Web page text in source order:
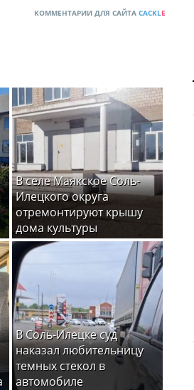
КОММЕНТАРИИ ДЛЯ САЙТА CACKLE
В селе Маякское Соль-
Илецкого округа
отремонтируют крышу
дома культуры
В Соль-Илецке суд
наказал любительницу
темных стекол в
автомобиле